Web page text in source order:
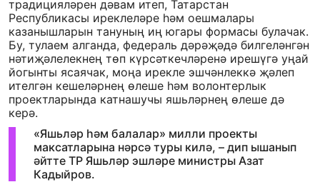
традицияләрен дәвам итеп, Татарстан
Республикасы иреклеләре һәм оешмалары
казанышларын тануның иң югары формасы булачак.
Бу, тулаем алганда, федераль дәрәҗәдә билгеләнгән
нәтиҗәлелекнең төп күрсәткечләренә ирешүгә уңай
йогынты ясаячак, моңа ирекле эшчәнлеккә җәлеп
ителгән кешеләрнең өлеше һәм волонтерлык
проектларында катнашучы яшьләрнең өлеше дә
керә.
«Яшьләр һәм балалар» милли проекты
максатларына нәрсә туры килә, – дип ышанып
әйтте ТР Яшьләр эшләре министры Азат
Кадыйров.